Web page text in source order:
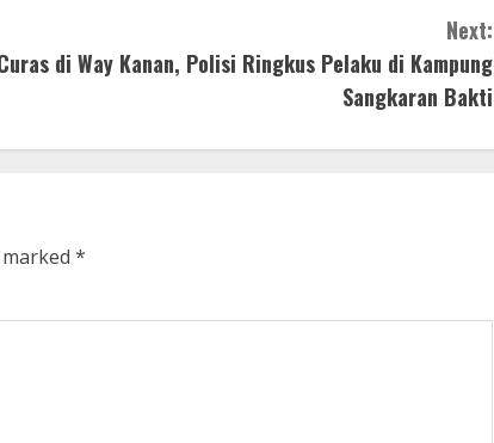
Next:
di Way Kanan, Polisi Ringkus Pelaku di Kampung
Sangkaran Bakti
*